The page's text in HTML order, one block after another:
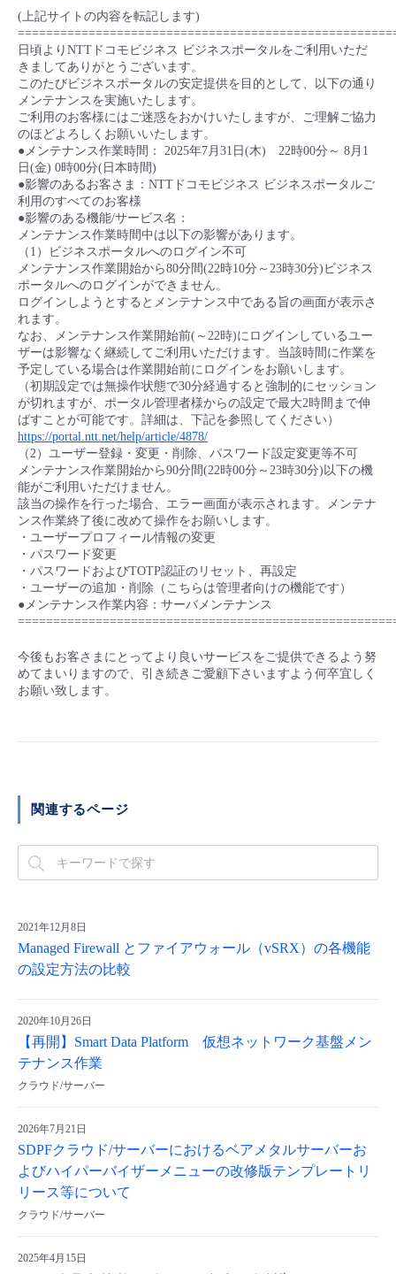
■ 基本構築ガイド
- クラウド / サーバー
- Flexible InterConnect
- Flexible Remote Access
- vUTM2
(上記サイトの内容を転記します)
日頃よりNTTドコモビジネス ビジネスポータルをご利用いただ
きましてありがとうございます。
このたびビジネスポータルの安定提供を目的として、以下の通り
メンテナンスを実施いたします。
ご利用のお客様にはご迷惑をおかけいたしますが、ご理解ご協力
のほどよろしくお願いいたします。
●メンテナンス作業時間： 2025年7月31日(木) 22時00分～ 8月1
日(金) 0時00分(日本時間)
●影響のあるお客さま：NTTドコモビジネス ビジネスポータルご
利用のすべてのお客様
●影響のある機能/サービス名：
メンテナンス作業時間中は以下の影響があります。
（1）ビジネスポータルへのログイン不可
メンテナンス作業開始から80分間(22時10分～23時30分)ビジネス
ポータルへのログインができません。
ログインしようとするとメンテナンス中である旨の画面が表示さ
れます。
なお、メンテナンス作業開始前(～22時)にログインしているユー
ザーは影響なく継続してご利用いただけます。当該時間に作業を
予定している場合は作業開始前にログインをお願いします。
（初期設定では無操作状態で30分経過すると強制的にセッション
が切れますが、ポータル管理者様からの設定で最大2時間まで伸
ばすことが可能です。詳細は、下記を参照してください）
https://portal.ntt.net/help/article/4878/
（2）ユーザー登録・変更・削除、パスワード設定変更等不可
メンテナンス作業開始から90分間(22時00分～23時30分)以下の機
能がご利用いただけません。
該当の操作を行った場合、エラー画面が表示されます。メンテナ
ンス作業終了後に改めて操作をお願いします。
・ユーザープロフィール情報の変更
・パスワード変更
・パスワードおよびTOTP認証のリセット、再設定
・ユーザーの追加・削除（こちらは管理者向けの機能です）
●メンテナンス作業内容：サーバメンテナンス
今後もお客さまにとってより良いサービスをご提供できるよう努
めてまいりますので、引き続きご愛顧下さいますよう何卒宜しく
お願い致します。
関連するページ
2021年12月8日
Managed Firewall とファイアウォール（vSRX）の各機能
の設定方法の比較
2020年10月26日
【再開】Smart Data Platform 仮想ネットワーク基盤メン
テナンス作業
クラウド/サーバー
2026年7月21日
SDPFクラウド/サーバーにおけるベアメタルサーバーお
よびハイパーバイザーメニューの改修版テンプレートリ
リース等について
クラウド/サーバー
2025年4月15日